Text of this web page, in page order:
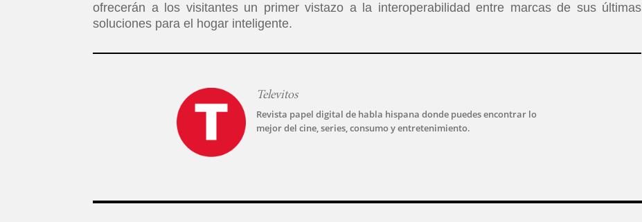
ofrecerán a los visitantes un primer vistazo a la interoperabilidad entre marcas de sus últimas
soluciones para el hogar inteligente.
Televitos
Revista papel digital de habla hispana donde puedes encontrar lo
mejor del cine, series, consumo y entretenimiento.